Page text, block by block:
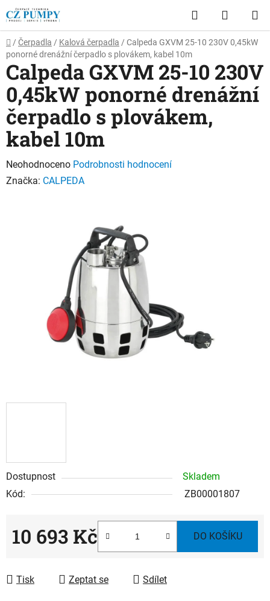
Přejít
na
obsah
Hledat
KOŠÍK
Domů
/ Čerpadla / Kalová čerpadla / Calpeda GXVM 25-10 230V 0,45kW
ponorné drenážní čerpadlo s plovákem, kabel 10m
Dostupnost
Skladem
Kód:
ZB00001807
10 693 Kč DO KOŠÍKU
Tisk Zeptat se Sdílet
Calpeda GXVM 25-10 230V
0,45kW ponorné drenážní
čerpadlo s plovákem,
kabel 10m
Průměrné
hodnocení
Neohodnoceno Podrobnosti hodnocení
Značka: CALPEDA